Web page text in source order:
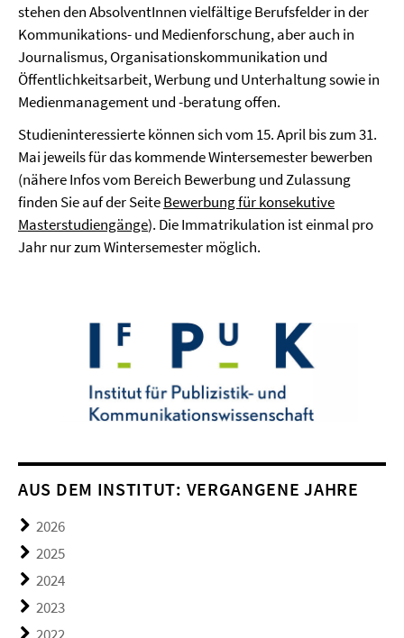
stehen den AbsolventInnen vielfältige Berufsfelder in der
Kommunikations- und Medienforschung, aber auch in
Journalismus, Organisationskommunikation und
Öffentlichkeitsarbeit, Werbung und Unterhaltung sowie in
Medienmanagement und -beratung offen.
Studieninteressierte können sich vom 15. April bis zum 31.
Mai jeweils für das kommende Wintersemester bewerben
(nähere Infos vom Bereich Bewerbung und Zulassung
finden Sie auf der SeiteBewerbung für konsekutive
Masterstudiengänge). Die Immatrikulation ist einmal pro
Jahr nur zum Wintersemester möglich.
AUS DEM INSTITUT: VERGANGENE JAHRE
2026
2025
2024
2023